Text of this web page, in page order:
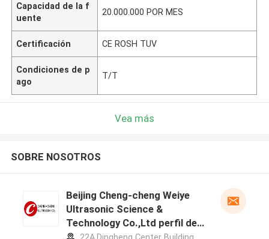
Capacidad de la f
uente
20.000.000 POR MES
Certificación CE ROSH TUV
Condiciones de p
ago
T/T
Vea más
SOBRE NOSOTROS
Beijing Cheng-cheng Weiye
Ultrasonic Science &
Technology Co.,Ltd perfil del